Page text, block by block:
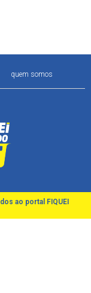
quem somos
ao portal FIQUEI